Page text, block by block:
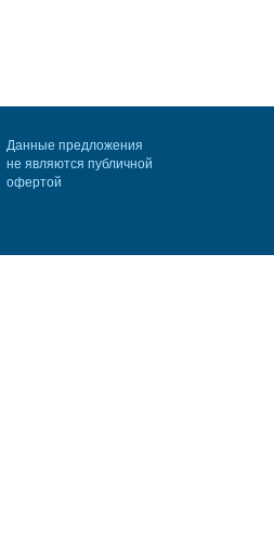
Данные предложения
не являются публичной
офертой